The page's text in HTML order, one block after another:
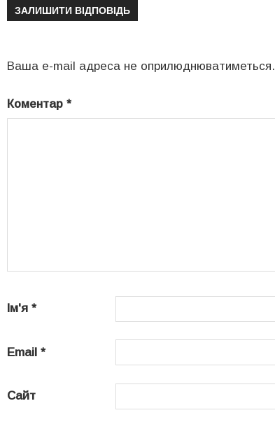
ЗАЛИШИТИ ВІДПОВІДЬ
Ваша e-mail адреса не оприлюднюватиметься.
Коментар *
Ім'я *
Email *
Сайт